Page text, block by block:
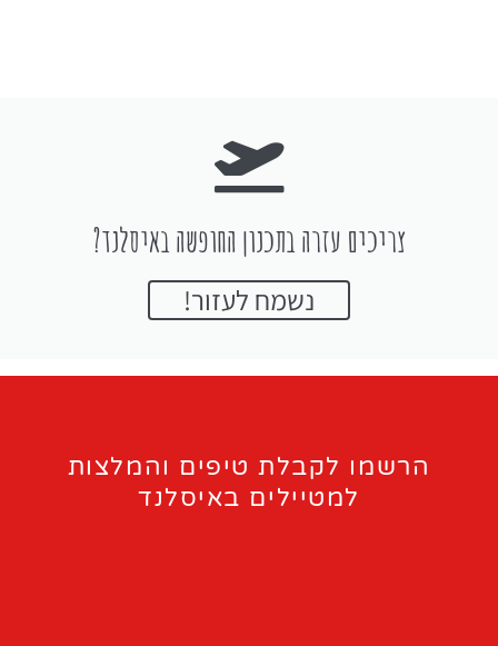
צריכים עזרה בתכנון החופשה באיסלנד?
נשמח לעזור!
הרשמו לקבלת טיפים והמלצות
למטיילים באיסלנד